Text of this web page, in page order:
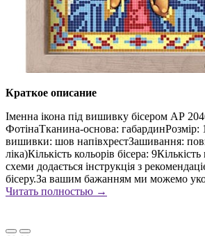
Краткое описание
Іменна ікона під вишивку бісером АР
ФотінаТканина-основа: габардинРозмір:
вишивки: шов напівхрестЗашивання:
ліка)Кількість кольорів бісера:
схеми додається інструкція з
бісеру.За вашим бажанням ми можемо
Читать полностью →